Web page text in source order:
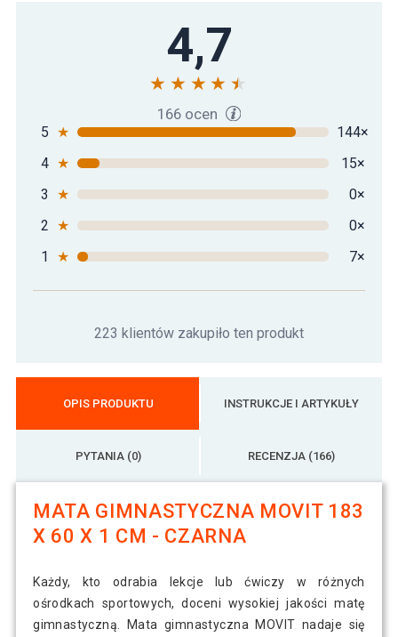
- niebieski royal
Mata gimnastyczna Movit 183 x 60 x 1 cm
Mata gimnastyczna Movit 183 x 60 x 1 cm
4,7
166 ocen
5 ★
144×
4 ★
15×
3
★
0×
2 ★
0×
1
★ 7×
223 klientów zakupiło ten produkt
OPIS PRODUKTU INSTRUKCJE I ARTYKUŁY
PYTANIA (0) RECENZJA (166)
MATA GIMNASTYCZNA MOVIT 183
X 60 X 1 CM - CZARNA
Każdy, kto odrabia lekcje lub ćwiczy w różnych
ośrodkach sportowych, doceni wysokiej jakości matę
gimnastyczną. Mata gimnastyczna MOVIT nadaje się